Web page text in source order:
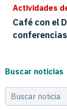
Actividades
Café con el
Buscar noticias